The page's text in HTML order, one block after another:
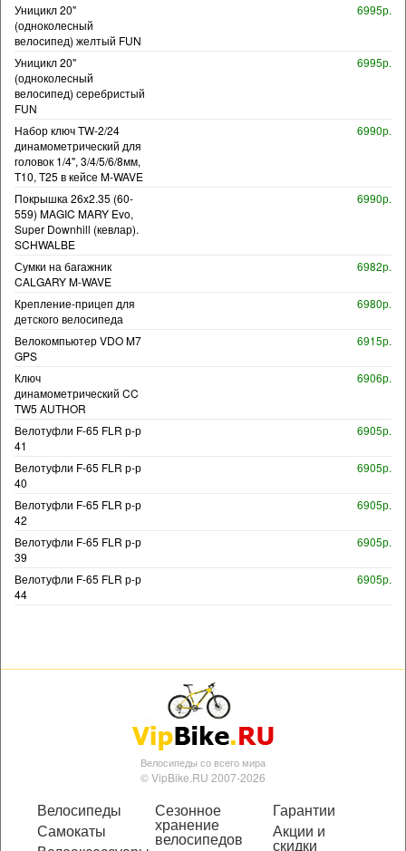
Уницикл 20"
(одноколесный
велосипед) желтый FUN
6995р.
Уницикл 20"
(одноколесный
велосипед) серебристый
FUN
6995р.
Набор ключ TW-2/24
динамометрический для
головок 1/4", 3/4/5/6/8мм,
T10, T25 в кейсе M-WAVE
6990р.
Покрышка 26x2.35 (60-
559) MAGIC MARY Evo,
Super Downhill (кевлар).
SCHWALBE
6990р.
Сумки на багажник
CALGARY M-WAVE
6982р.
Крепление-прицеп для
детского велосипеда
6980р.
Велокомпьютер VDO M7
GPS
6915р.
Ключ
динамометрический CC
TW5 AUTHOR
6906р.
Велотуфли F-65 FLR р-р
41
6905р.
Велотуфли F-65 FLR р-р
40
6905р.
Велотуфли F-65 FLR р-р
42
6905р.
Велотуфли F-65 FLR р-р
39
6905р.
Велотуфли F-65 FLR р-р
44
6905р.
Велосипеды со всего мира
© VipBike.RU 2007-2026
Велосипеды
Самокаты
Сезонное
хранение
велосипедов
Гарантии
Акции и
скидки